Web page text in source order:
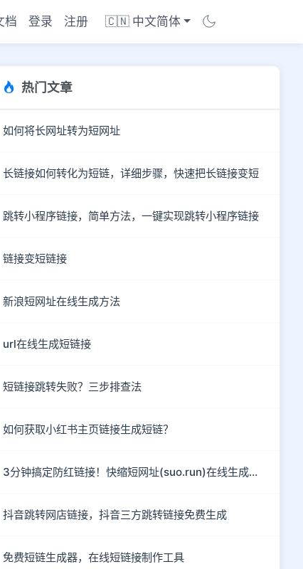
档 登录 注册 🇨🇳 中文简体
热门文章
如何将长网址转为短网址
长链接如何转化为短链，详细步骤，快速把长链接变短
跳转小程序链接，简单方法，一键实现跳转小程序链接
链接变短链接
新浪短网址在线生成方法
url在线生成短链接
短链接跳转失败？三步排查法
如何获取小红书主页链接生成短链？
3分钟搞定防红链接！快缩短网址(suo.run)在线生成指南
抖音跳转网店链接，抖音三方跳转链接免费生成
免费短链生成器，在线短链接制作工具